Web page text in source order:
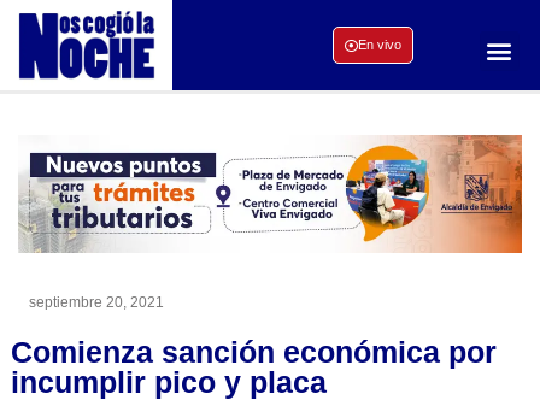
En vivo
septiembre 20, 2021
Comienza sanción económica por
incumplir pico y placa